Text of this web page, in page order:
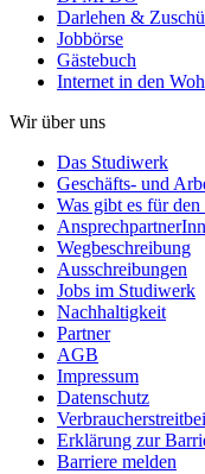
Darlehen &
Jobbörse
Gästebuch
Internet in den
Wir über uns
Das Studiwerk
Geschäfts- und
Was gibt es für den
Wegbeschreibung
Ausschreibungen
Jobs im Studiwerk
Nachhaltigkeit
Partner
AGB
Impressum
Datenschutz
Erklärung zur
Barriere melden